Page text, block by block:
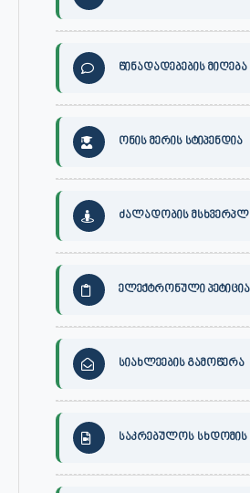
წინადადებების მიღება
ონის მერის სტიპენდია
ძალადობის
ელექტრონული პეტიცია
სიახლეების გამოწერა
საკრებულოს